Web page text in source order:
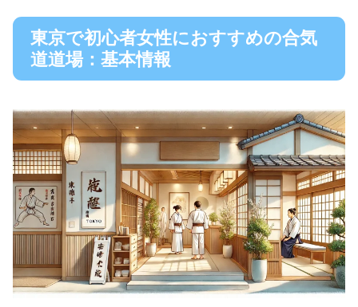
東京で初心者女性におすすめの合気
道道場：基本情報